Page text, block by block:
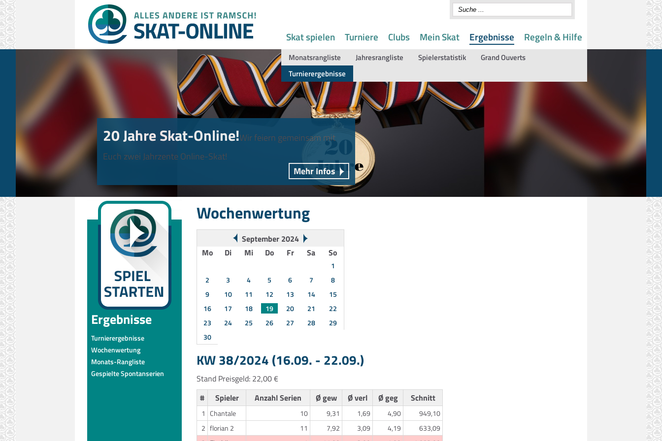
Skat spielen Turniere Clubs Mein Skat Ergebnisse
Monatsrangliste Jahresrangliste Spielerstatistik
Grand Ouverts
Turnierergebnisse
Regeln & Hilfe
20 Jahre Skat-Online!Wir feiern gemeinsam mit
Euch zwei Jahrzente Online-Skat!
Mehr Infos
Ergebnisse
Turnierergebnisse
Wochenwertung
Monats-Rangliste
Gespielte Spontanserien
Wochenwertung
September 2024
Mo
Di Mi Do Fr Sa So
1
2
3 4 5 6 7
8
9
10 11 12 13 14
15
16
17 18 19 20 21
22
23
24 25 26 27 28
29
30
KW 38/2024 (16.09. - 22.09.)
Stand Preisgeld: 22,00 €
#
Spieler Anzahl Serien Ø gew Ø verl Ø geg Schnitt
1 Chantale 10 9,31 1,69 4,90
949,10
2 florian 2 11 7,92 3,09 4,19
633,09